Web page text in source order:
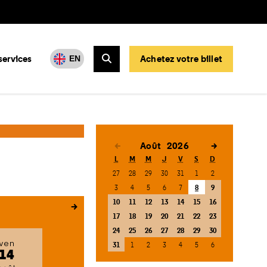
EN
Rechercher
Achetez votre billet
14
< Août 2026 >
L M M J V S
D
27
28 29 30 31 1
2
3
4 5 6 7 8
9
10
11 12 13 14 15
16
17
18 19 20 21 22
23
24
25 26 27 28 29
30
31
1 2 3 4 5 6